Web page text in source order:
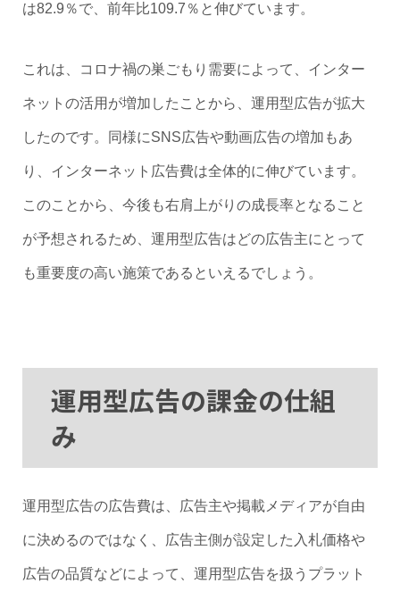
は82.9％で、前年比109.7％と伸びています。
これは、コロナ禍の巣ごもり需要によって、インター
ネットの活用が増加したことから、運用型広告が拡大
したのです。同様にSNS広告や動画広告の増加もあ
り、インターネット広告費は全体的に伸びています。
このことから、今後も右肩上がりの成長率となること
が予想されるため、運用型広告はどの広告主にとって
も重要度の高い施策であるといえるでしょう。
運用型広告の課金の仕組
み
運用型広告の広告費は、広告主や掲載メディアが自由
に決めるのではなく、広告主側が設定した入札価格や
広告の品質などによって、運用型広告を扱うプラット